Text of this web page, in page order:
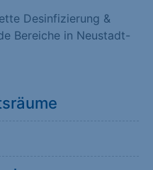
Desinfizierung &
Bereiche in Neustadt-